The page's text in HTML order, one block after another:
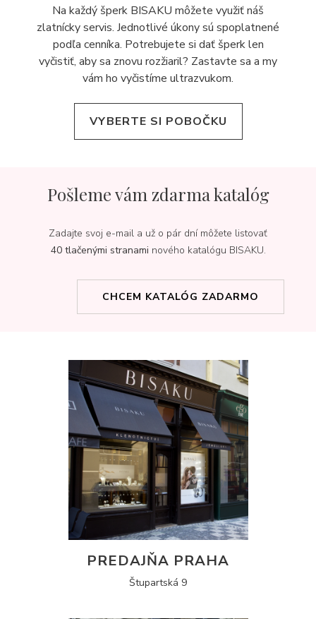
Na každý šperk BISAKU môžete využiť náš
zlatnícky servis. Jednotlivé úkony sú spoplatnené
podľa cenníka. Potrebujete si dať šperk len
vyčistiť, aby sa znovu rozžiaril? Zastavte sa a my
vám ho vyčistíme ultrazvukom.
VYBERTE SI POBOČKU
Pošleme vám zdarma katalóg
Zadajte svoj e-mail a už o pár dní môžete listovať
40 tlačenými stranami nového katalógu BISAKU.
CHCEM KATALÓG ZADARMO
PREDAJŇA PRAHA
Štupartská 9